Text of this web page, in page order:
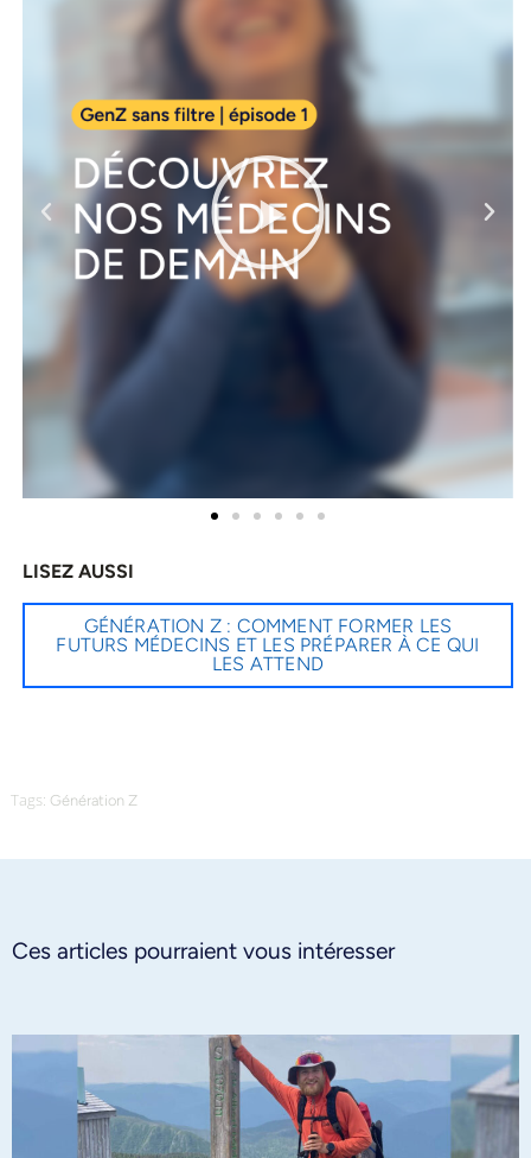
LISEZ AUSSI
GÉNÉRATION Z : COMMENT FORMER LES
FUTURS MÉDECINS ET LES PRÉPARER À CE QUI
LES ATTEND
Tags: Génération Z
Ces articles pourraient vous intéresser